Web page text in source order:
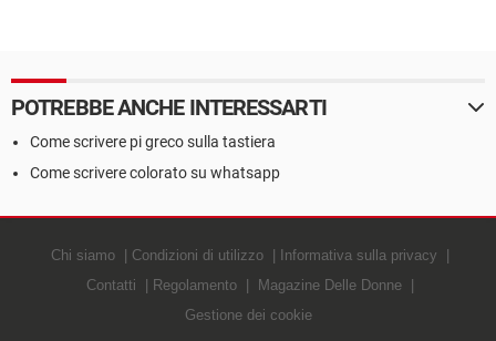
POTREBBE ANCHE INTERESSARTI
Come scrivere pi greco sulla tastiera
Come scrivere colorato su whatsapp
Chi siamo Condizioni di utilizzo
Informativa sulla privacy
Contatti
Regolamento
Magazine Delle Donne
Gestione dei cookie